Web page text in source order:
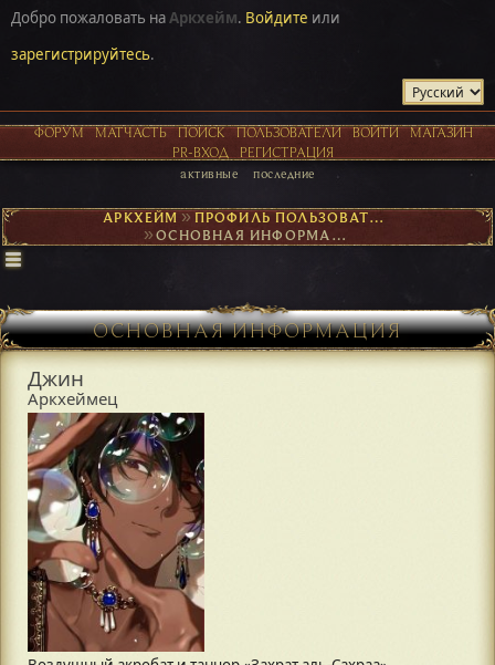
Добро пожаловать наАркхейм. Войдите или
зарегистрируйтесь.
ФОРУМ МАТЧАСТЬ ПОИСК ПОЛЬЗОВАТЕЛИ ВОЙТИ
МАГАЗИН
PR-ВХОД
РЕГИСТРАЦИЯ
активные последние
АРКХЕЙМ► ПРОФИЛЬ ПОЛЬЗОВАТЕЛЯ ДЖИН
► ОСНОВНАЯ ИНФОРМАЦИЯ
ОСНОВНАЯ ИНФОРМАЦИЯ
Джин
Аркхеймец